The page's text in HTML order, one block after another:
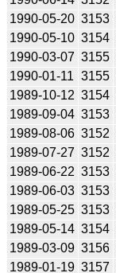
1990-05-20 3153
1990-05-10 3154
1990-03-07 3155
1990-01-11 3155
1989-10-12 3154
1989-09-04 3153
1989-08-06 3152
1989-07-27 3152
1989-06-22 3153
1989-06-03 3153
1989-05-25 3153
1989-05-14 3154
1989-03-09 3156
1989-01-19 3157